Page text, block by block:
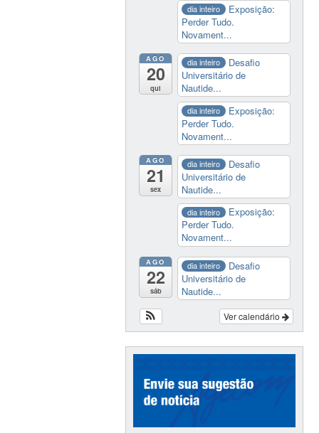
dia inteiro
Exposição:
Perder Tudo.
Novament...
AGO
20
qui
dia inteiro
Desafio
Universitário de
Nautide...
dia inteiro
Exposição:
Perder Tudo.
Novament...
AGO
21
sex
dia inteiro
Desafio
Universitário de
Nautide...
dia inteiro
Exposição:
Perder Tudo.
Novament...
AGO
22
sáb
dia inteiro
Desafio
Universitário de
Nautide...
Ver calendário